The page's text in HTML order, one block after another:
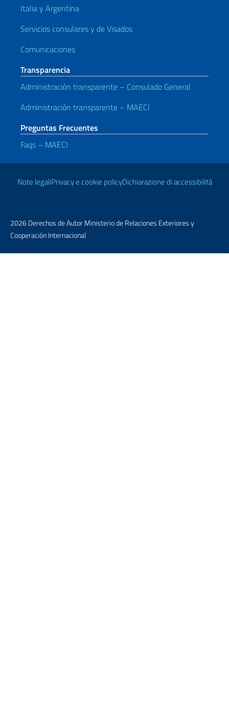
Italia y Argentina
Servicios consulares y de Visados
Comunicaciones
Transparencia
Administración transparente – Consulado General
Administración transparente – MAECI
Preguntas Frecuentes
Faqs – MAECI
Enlaces útiles
Note legaliPrivacy e cookie policyDichiarazione di accessibilità
2026 Derechos de Autor Ministerio de Relaciones Exteriores y
Cooperación Internacional